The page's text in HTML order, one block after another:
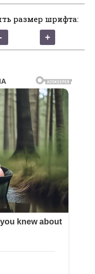
размер шрифта: